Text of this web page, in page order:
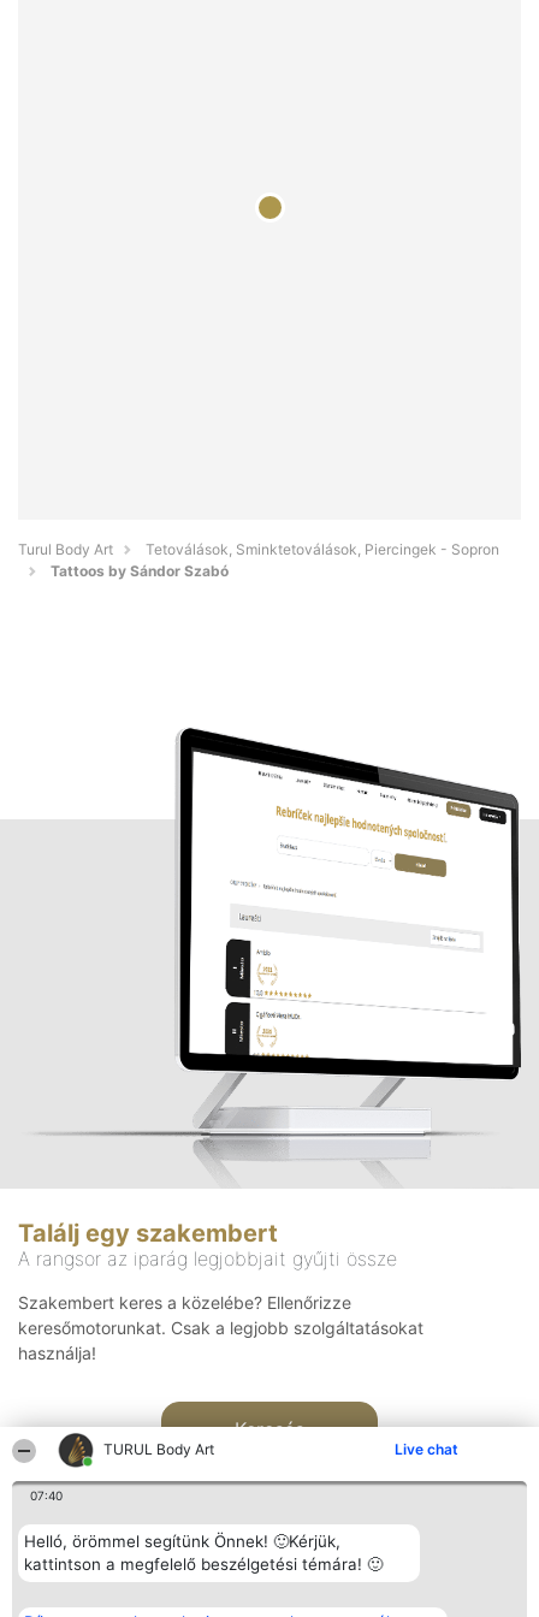
TURUL Body Art Live chat
07:40
Helló, örömmel segítünk Önnek! 🙂Kérjük,
kattintson a megfelelő beszélgetési témára! 🙂
Turul Body Art
Tetoválások, Sminktetoválások, Piercingek - Sopron
Tattoos by Sándor Szabó
Találj egy szakembert
A rangsor az iparág legjobbjait gyűjti össze
Szakembert keres a közelébe? Ellenőrizze
keresőmotorunkat. Csak a legjobb szolgáltatásokat
használja!
Keresés
Rangsorszervező Népszavazás Elérhetőség